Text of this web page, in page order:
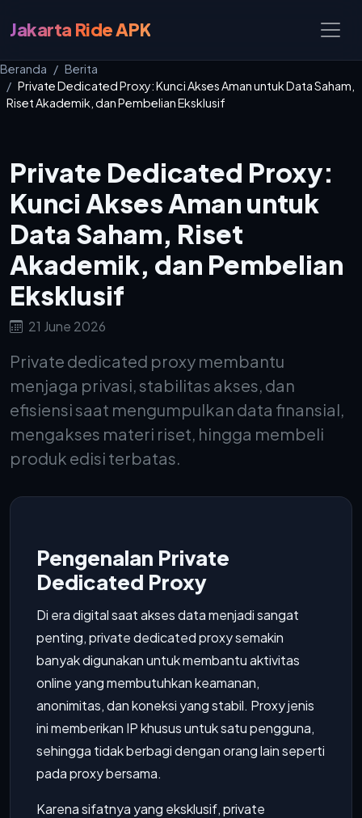
Jakarta Ride APK
Beranda
Berita
Private Dedicated Proxy: Kunci Akses Aman untuk Data Saham,
Riset Akademik, dan Pembelian Eksklusif
Private Dedicated Proxy:
Kunci Akses Aman untuk
Data Saham, Riset
Akademik, dan Pembelian
Eksklusif
21 June 2026
Private dedicated proxy membantu
menjaga privasi, stabilitas akses, dan
efisiensi saat mengumpulkan data finansial,
mengakses materi riset, hingga membeli
produk edisi terbatas.
Pengenalan Private
Dedicated Proxy
Di era digital saat akses data menjadi sangat
penting, private dedicated proxy semakin
banyak digunakan untuk membantu aktivitas
online yang membutuhkan keamanan,
anonimitas, dan koneksi yang stabil. Proxy jenis
ini memberikan IP khusus untuk satu pengguna,
sehingga tidak berbagi dengan orang lain seperti
pada proxy bersama.
Karena sifatnya yang eksklusif, private